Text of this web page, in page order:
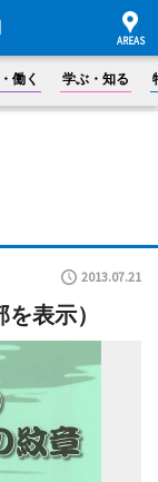
働く 学ぶ・知る
2013.07.21
表示）